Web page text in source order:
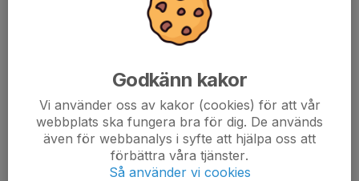
Inga album skapade
Godkänn kakor
Vi använder oss av kakor (cookies) för att vår
webbplats ska fungera bra för dig. De används
även för webbanalys i syfte att hjälpa oss att
förbättra våra tjänster.
Så använder vi cookies